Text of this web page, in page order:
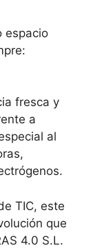
espacio
fresca y
a
al
TIC, este
que
4.0 S.L.